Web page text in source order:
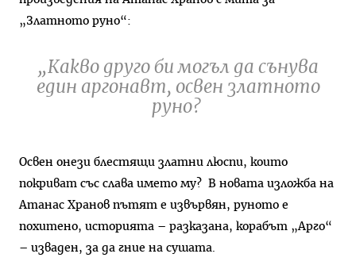
„Златното руно“:
„Какво друго би могъл да сънува
един аргонавт, освен златното
руно?
Освен онези блестящи златни люспи, които
покриват със слава името му? В новата изложба на
Атанас Хранов пътят е извървян, руното е
похитено, историята – разказана, корабът „Арго“
– изваден, за да гние на сушата.